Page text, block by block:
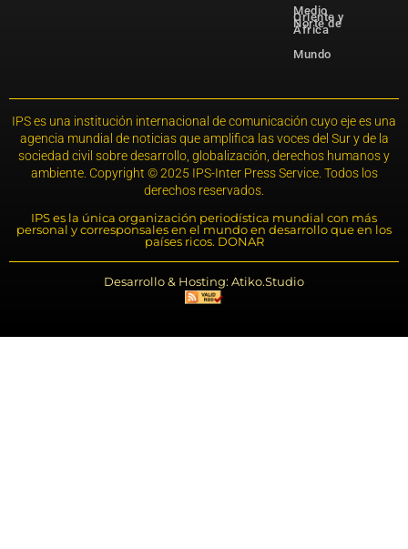
Medio
Oriente y
Norte de
África
Mundo
IPS es una institución internacional de comunicación cuyo eje es una
agencia mundial de noticias que amplifica las voces del Sur y de la
sociedad civil sobre desarrollo, globalización, derechos humanos y
ambiente. Copyright © 2025 IPS-Inter Press Service. Todos los
derechos reservados.
IPS es la única organización periodística mundial con más
personal y corresponsales en el mundo en desarrollo que en los
países ricos. DONAR
Desarrollo & Hosting: Atiko.Studio